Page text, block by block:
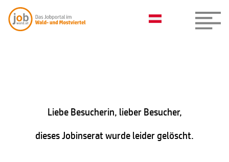
Liebe Besucherin, lieber Besucher,
dieses Jobinserat wurde leider gelöscht.